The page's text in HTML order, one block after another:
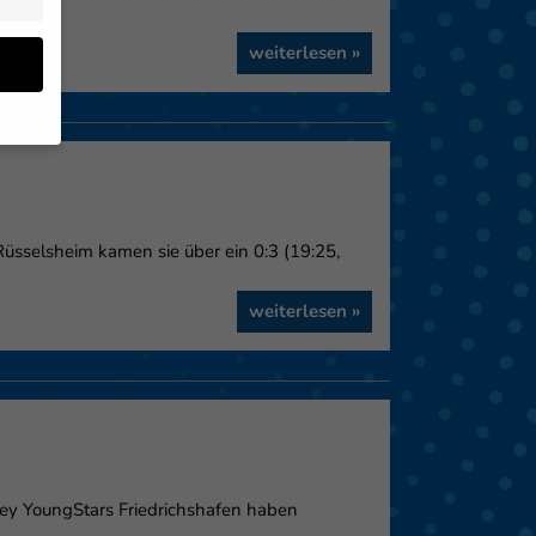
weiterlesen »
kamen sie über ein 0:3 (19:25,
weiterlesen »
YoungStars Friedrichshafen haben